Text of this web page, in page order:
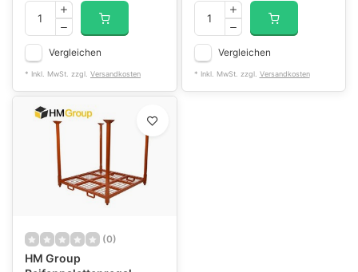
Vergleichen
* Inkl. MwSt. zzgl. Versandkosten
Vergleichen
* Inkl. MwSt. zzgl. Versandkosten
(0)
HM Group